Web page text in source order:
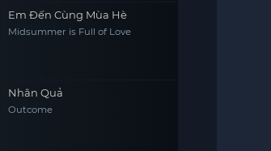
Em Đến Cùng Mùa Hè
Midsummer is Full of Love
Nhân Quả
Outcome